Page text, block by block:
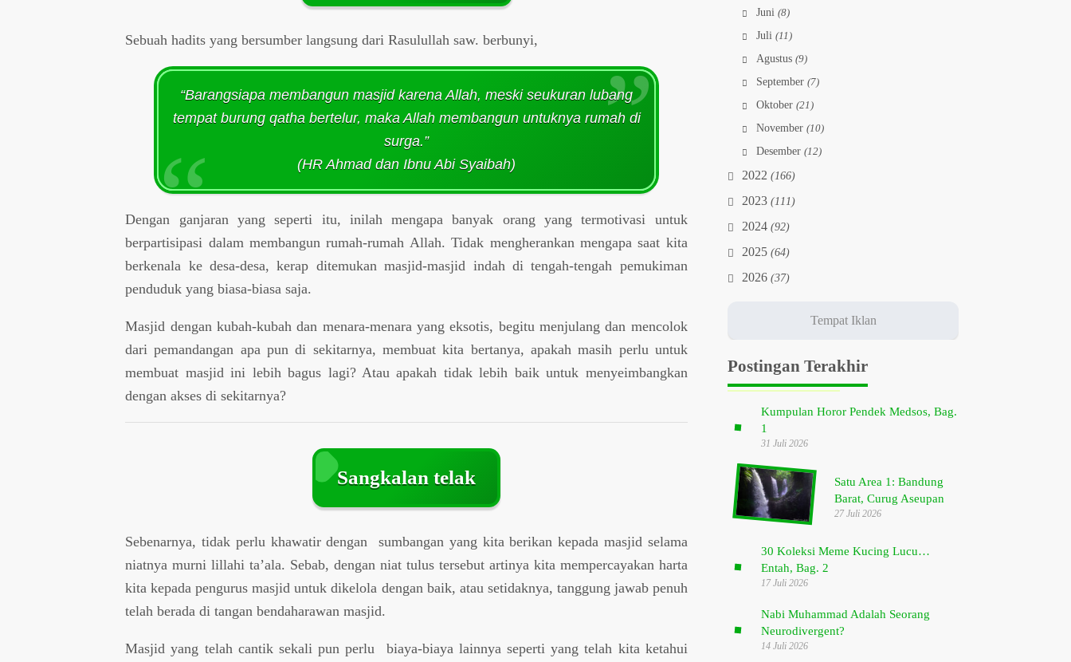
Sebuah hadits yang bersumber langsung dari Rasulullah saw. berbunyi,
“Barangsiapa membangun masjid karena Allah, meski seukuran lubang
tempat burung qatha bertelur, maka Allah membangun untuknya rumah di
surga.”
(HR Ahmad dan Ibnu Abi Syaibah)
Dengan ganjaran yang seperti itu, inilah mengapa banyak orang yang termotivasi untuk
berpartisipasi dalam membangun rumah-rumah Allah. Tidak mengherankan mengapa saat kita
berkenala ke desa-desa, kerap ditemukan masjid-masjid indah di tengah-tengah pemukiman
penduduk yang biasa-biasa saja.
Masjid dengan kubah-kubah dan menara-menara yang eksotis, begitu menjulang dan mencolok
dari pemandangan apa pun di sekitarnya, membuat kita bertanya, apakah masih perlu untuk
membuat masjid ini lebih bagus lagi? Atau apakah tidak lebih baik untuk menyeimbangkan
dengan akses di sekitarnya?
Sangkalan telak
Sebenarnya, tidak perlu khawatir dengan sumbangan yang kita berikan kepada masjid selama
niatnya murni lillahi ta’ala. Sebab, dengan niat tulus tersebut artinya kita mempercayakan harta
kita kepada pengurus masjid untuk dikelola dengan baik, atau setidaknya, tanggung jawab penuh
telah berada di tangan bendaharawan masjid.
Masjid yang telah cantik sekali pun perlu biaya-biaya lainnya seperti yang telah kita ketahui
Juni(8)
Juli(11)
Agustus(9)
September(7)
Oktober(21)
November(10)
Desember(12)
2022(166)
2023(111)
2024(92)
2025(64)
2026(37)
Postingan Terakhir
Kumpulan Horor Pendek Medsos, Bag.
1
31 Juli 2026
Satu Area 1: Bandung
Barat, Curug Aseupan
27 Juli 2026
30 Koleksi Meme Kucing Lucu…
Entah, Bag. 2
17 Juli 2026
Nabi Muhammad Adalah Seorang
Neurodivergent?
14 Juli 2026